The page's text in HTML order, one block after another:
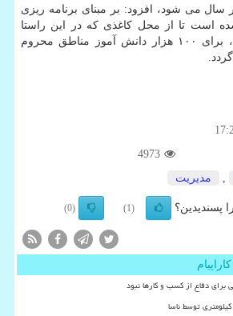
در سال می شود، افزود: بر مبنای برنامه ریزی
است تا از محل كاغذی كه در این راستا
صرفه جویی می شود، برای ۱۰۰ هزار دانش آموز مناطق محروم
4973
مدیریت
پسندیدین؟ (1)
(0)
برای دفاع از کسب و کارها نبود